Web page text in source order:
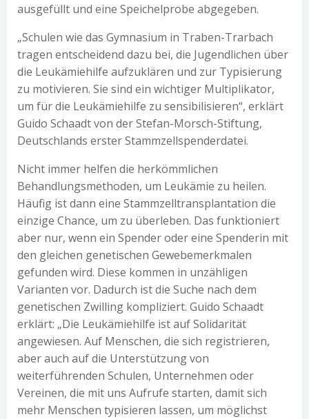
ausgefüllt und eine Speichelprobe abgegeben.
„Schulen wie das Gymnasium in Traben-Trarbach
tragen entscheidend dazu bei, die Jugendlichen über
die Leukämiehilfe aufzuklären und zur Typisierung
zu motivieren. Sie sind ein wichtiger Multiplikator,
um für die Leukämiehilfe zu sensibilisieren“, erklärt
Guido Schaadt von der Stefan-Morsch-Stiftung,
Deutschlands erster Stammzellspenderdatei.
Nicht immer helfen die herkömmlichen
Behandlungsmethoden, um Leukämie zu heilen.
Häufig ist dann eine Stammzelltransplantation die
einzige Chance, um zu überleben. Das funktioniert
aber nur, wenn ein Spender oder eine Spenderin mit
den gleichen genetischen Gewebemerkmalen
gefunden wird. Diese kommen in unzähligen
Varianten vor. Dadurch ist die Suche nach dem
genetischen Zwilling kompliziert. Guido Schaadt
erklärt: „Die Leukämiehilfe ist auf Solidarität
angewiesen. Auf Menschen, die sich registrieren,
aber auch auf die Unterstützung von
weiterführenden Schulen, Unternehmen oder
Vereinen, die mit uns Aufrufe starten, damit sich
mehr Menschen typisieren lassen, um möglichst